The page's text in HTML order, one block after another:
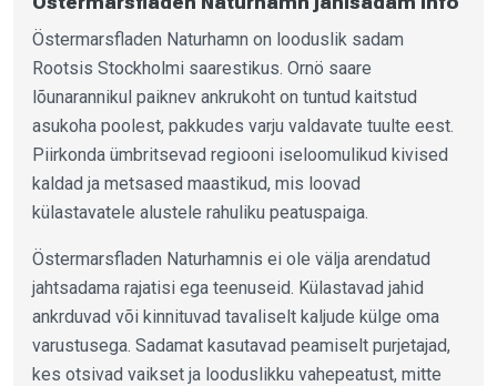
Östermarsfladen Naturhamn on looduslik sadam
Rootsis Stockholmi saarestikus. Ornö saare
lõunarannikul paiknev ankrukoht on tuntud kaitstud
asukoha poolest, pakkudes varju valdavate tuulte eest.
Piirkonda ümbritsevad regiooni iseloomulikud kivised
kaldad ja metsased maastikud, mis loovad
külastavatele alustele rahuliku peatuspaiga.
Östermarsfladen Naturhamnis ei ole välja arendatud
jahtsadama rajatisi ega teenuseid. Külastavad jahid
ankrduvad või kinnituvad tavaliselt kaljude külge oma
varustusega. Sadamat kasutavad peamiselt purjetajad,
kes otsivad vaikset ja looduslikku vahepeatust, mitte